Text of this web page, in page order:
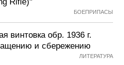
БОЕПРИПАСЫ
винтовка обр. 1936 г.
и сбережению
ЛИТЕРАТУРА